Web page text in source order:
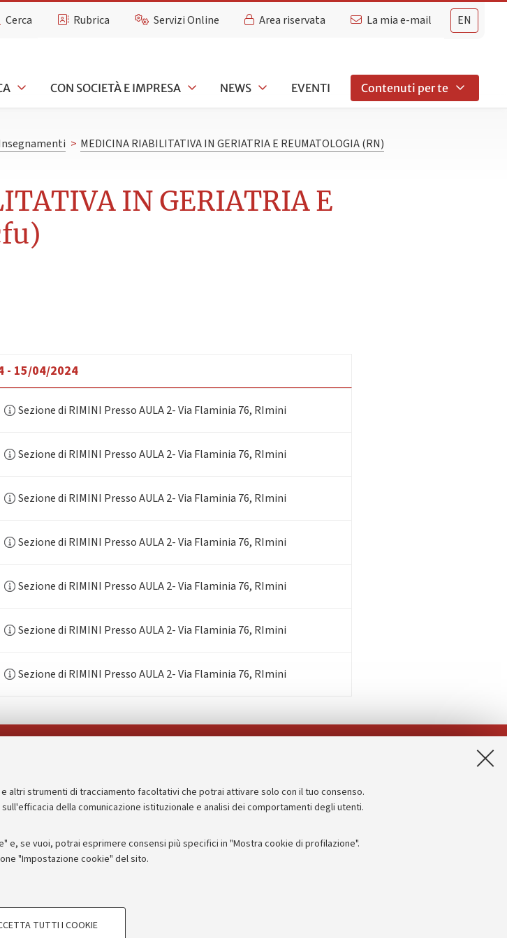
altri strumenti di tracciamento facoltativi che potrai attivare solo con il tuo consenso.
della comunicazione istituzionale e analisi dei comportamenti degli utenti.
se vuoi, potrai esprimere consensi più specifici in "Mostra cookie di profilazione".
"Impostazione cookie" del sito.
COOKIE TECNICI - NECESSARI
TUTTI I COOKIE
EN
Cerca Rubrica Servizi Online Area riservata La mia e-mail
CON SOCIETÀ E IMPRESA NEWS EVENTI Contenuti per te
> MEDICINA RIABILITATIVA IN GERIATRIA E REUMATOLOGIA (RN)
IN GERIATRIA E
- 15/04/2024
Sezione di RIMINI Presso AULA 2- Via Flaminia 76, RImini
Sezione di RIMINI Presso AULA 2- Via Flaminia 76, RImini
Sezione di RIMINI Presso AULA 2- Via Flaminia 76, RImini
Sezione di RIMINI Presso AULA 2- Via Flaminia 76, RImini
Sezione di RIMINI Presso AULA 2- Via Flaminia 76, RImini
Sezione di RIMINI Presso AULA 2- Via Flaminia 76, RImini
Sezione di RIMINI Presso AULA 2- Via Flaminia 76, RImini
Bandi, gare e concorsi
Amministrazione trasparente
Informazioni sul sito e accessibilità
Privacy e note legali